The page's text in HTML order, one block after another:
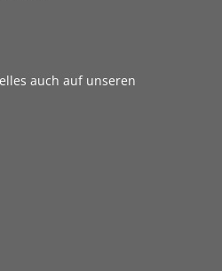
auch auf unseren